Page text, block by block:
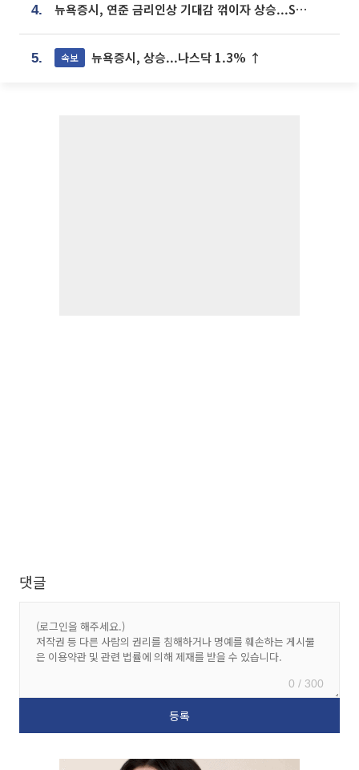
4. 뉴욕증시, 연준 금리인상 기대감 꺾이자 상승...S&P500 사상 최고치 [종합]
5. 속보 뉴욕증시, 상승...나스닥 1.3% ↑
댓글
0 / 300